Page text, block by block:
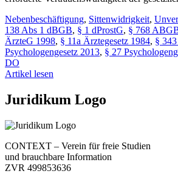
Nebenbeschäftigung, Sittenwidrigkeit,
138 Abs 1 dBGB, § 1 dProstG, § 768
ÄrzteG 1998, § 11a Ärztegesetz 1984, §
Psychologengesetz 2013, § 27
DO
Artikel lesen
Juridikum Logo
CONTEXT – Verein für freie Studien
und brauchbare Information
ZVR 499853636